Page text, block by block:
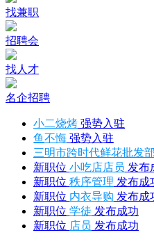
找兼职
招聘会
找人才
名企招聘
小二烧烤 强势入驻
鱼不悔 强势入驻
三明市跨时代鲜花批发部
新职位 小吃店店员 发布
新职位 秩序管理 发布成
新职位 内衣导购 发布成
新职位 学徒 发布成功
新职位 店员 发布成功